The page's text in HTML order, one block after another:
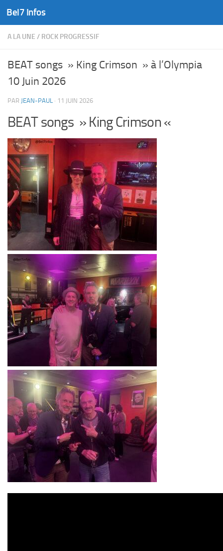
Skip to content
Bel7 Infos
A LA UNE / ROCK PROGRESSIF
BEAT songs » King Crimson » à l’Olympia
10 Juin 2026
PAR JEAN-PAUL · 11 JUIN 2026
BEAT songs » King Crimson «